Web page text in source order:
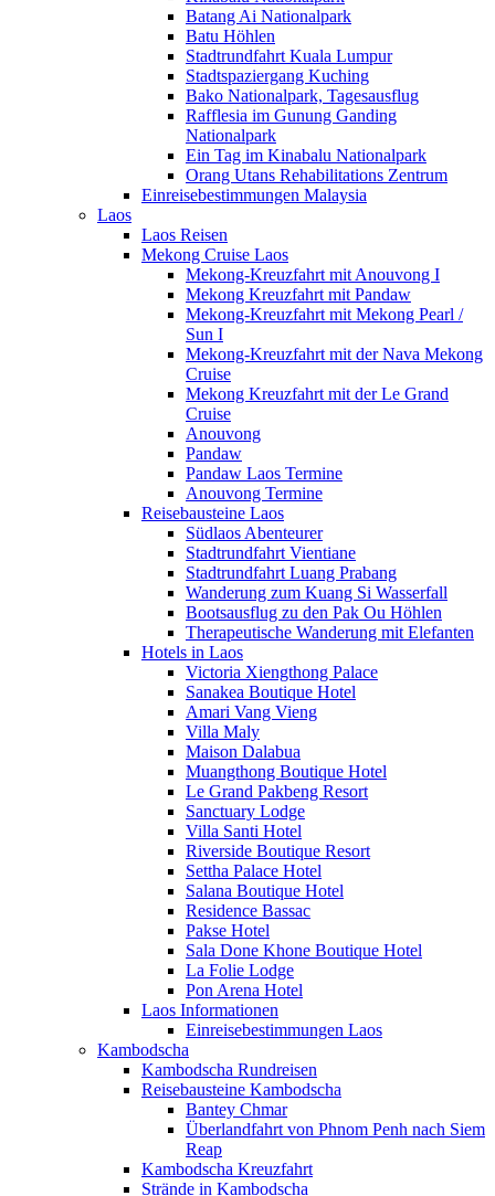
Batang Ai Nationalpark
Batu Höhlen
Stadtrundfahrt Kuala Lumpur
Stadtspaziergang Kuching
Bako Nationalpark, Tagesausflug
Rafflesia im Gunung Ganding
Nationalpark
Ein Tag im Kinabalu Nationalpark
Orang Utans Rehabilitations Zentrum
Einreisebestimmungen Malaysia
Laos
Laos Reisen
Mekong Cruise Laos
Mekong-Kreuzfahrt mit Anouvong I
Mekong Kreuzfahrt mit Pandaw
Mekong-Kreuzfahrt mit Mekong Pearl /
Sun I
Mekong-Kreuzfahrt mit der Nava Mekong
Cruise
Mekong Kreuzfahrt mit der Le Grand
Cruise
Anouvong
Pandaw
Pandaw Laos Termine
Anouvong Termine
Reisebausteine Laos
Südlaos Abenteurer
Stadtrundfahrt Vientiane
Stadtrundfahrt Luang Prabang
Wanderung zum Kuang Si Wasserfall
Bootsausflug zu den Pak Ou Höhlen
Therapeutische Wanderung mit Elefanten
Hotels in Laos
Victoria Xiengthong Palace
Sanakea Boutique Hotel
Amari Vang Vieng
Villa Maly
Maison Dalabua
Muangthong Boutique Hotel
Le Grand Pakbeng Resort
Sanctuary Lodge
Villa Santi Hotel
Riverside Boutique Resort
Settha Palace Hotel
Salana Boutique Hotel
Residence Bassac
Pakse Hotel
Sala Done Khone Boutique Hotel
La Folie Lodge
Pon Arena Hotel
Laos Informationen
Einreisebestimmungen Laos
Kambodscha
Kambodscha Rundreisen
Reisebausteine Kambodscha
Bantey Chmar
Überlandfahrt von Phnom Penh nach Siem
Reap
Kambodscha Kreuzfahrt
Strände in Kambodscha